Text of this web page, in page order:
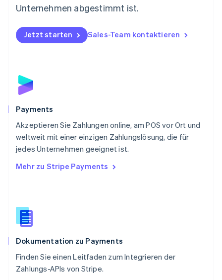
Unternehmen abgestimmt ist.
Jetzt starten Sales-Team kontaktieren
Payments
Akzeptieren Sie Zahlungen online, am POS vor Ort und
weltweit mit einer einzigen Zahlungslösung, die für
jedes Unternehmen geeignet ist.
Mehr zu Stripe Payments
Dokumentation zu Payments
Finden Sie einen Leitfaden zum Integrieren der
Zahlungs-APIs von Stripe.
Österreich
Polen
English
Portugal
Schweden
Schweiz
Singapur
English简体中文
Slowakei
Slowenien
English
Spanien
Thailand
Tschechische Republik
English